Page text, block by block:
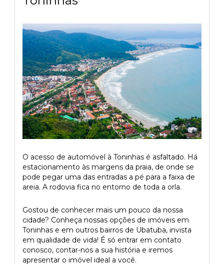
O acesso de automóvel à Toninhas é asfaltado. Há
estacionamento às margens da praia, de onde se
pode pegar uma das entradas a pé para a faixa de
areia. A rodovia fica no entorno de toda a orla.
Gostou de conhecer mais um pouco da nossa
cidade? Conheça nossas opções de imóveis em
Toninhas e em outros bairros de Ubatuba, invista
em qualidade de vida! É só entrar em contato
conosco, contar-nos a sua história e iremos
apresentar o imóvel ideal a você.